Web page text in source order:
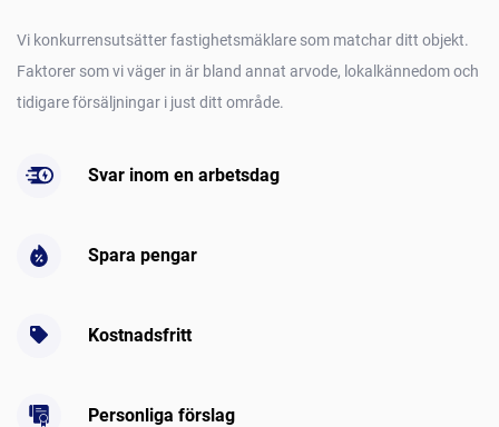
Vi konkurrensutsätter fastighetsmäklare som matchar ditt objekt.
Faktorer som vi väger in är bland annat arvode, lokalkännedom och
tidigare försäljningar i just ditt område.
Svar inom en arbetsdag
Spara pengar
Kostnadsfritt
Personliga förslag